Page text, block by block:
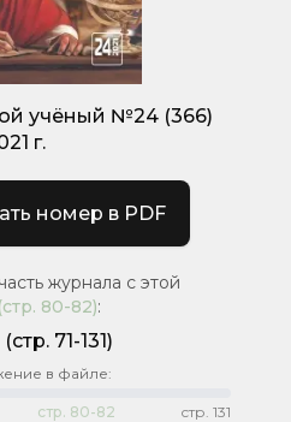
учёный №24 (366)
г.
номер в PDF
журнала с этой
(стр. 80-82):
(стр. 71-131)
в файле:
стр. 80-82 стр. 131